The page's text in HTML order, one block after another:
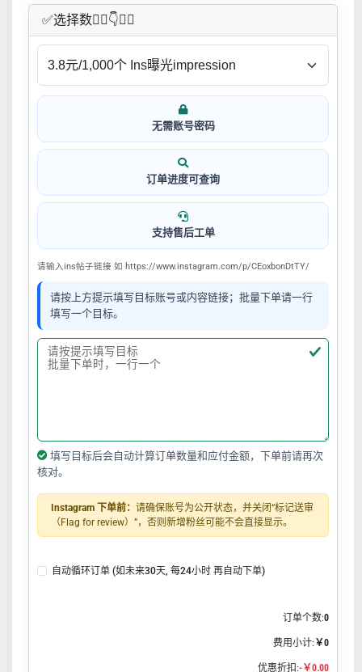
✅​选择数👇🏻​​👇👇🏻​​
无需账号密码
订单进度可查询
支持售后工单
请输入ins帖子链接 如 https://www.instagram.com/p/CEoxbonDtTY/
请按上方提示填写目标账号或内容链接；批量下单请一行
填写一个目标。
填写目标后会自动计算订单数量和应付金额，下单前请再次
核对。
Instagram 下单前： 请确保账号为公开状态，并关闭“标记送审
（Flag for review）”，否则新增粉丝可能不会直接显示。
自动循环订单 (如未来30天, 每24小时 再自动下单)
订单个数:0
费用小计: ￥0
优惠折扣:-￥0.00